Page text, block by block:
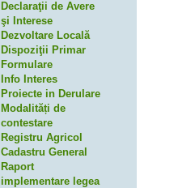
Declaraţii de Avere
şi Interese
Dezvoltare Locală
Dispoziţii Primar
Formulare
Info Interes
Proiecte in Derulare
Modalități de
contestare
Registru Agricol
Cadastru General
Raport
implementare legea